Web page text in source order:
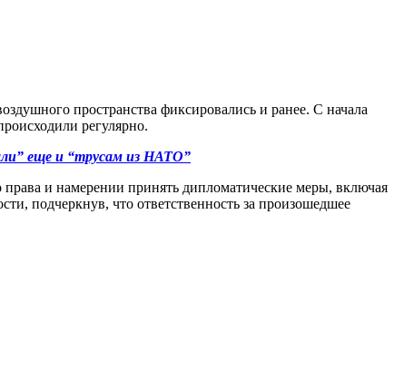
пространства фиксировались и ранее. С начала
регулярно.
еще и “трусам из НАТО”
права и намерении принять дипломатические меры, включая
подчеркнув, что ответственность за произошедшее